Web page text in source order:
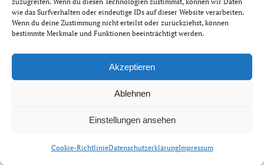
wie das Surfverhalten oder eindeutige IDs auf dieser Website verarbeiten.
Wenn du deine Zustimmung nicht erteilst oder zurückziehst, können
bestimmte Merkmale und Funktionen beeinträchtigt werden.
Akzeptieren
Ablehnen
Einstellungen ansehen
Cookie-RichtlinieDatenschutzerklärungImpressum
© Thüringer Rhönhaus GbR | 2026
Impressum & Datenschutzerklärung